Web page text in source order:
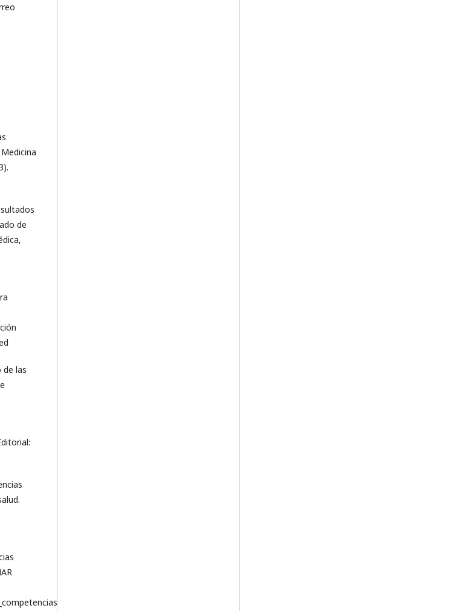
de
de las